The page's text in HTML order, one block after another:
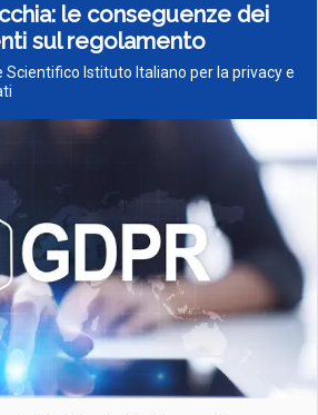
le conseguenze dei
sul regolamento
Scientifico Istituto Italiano per la privacy e